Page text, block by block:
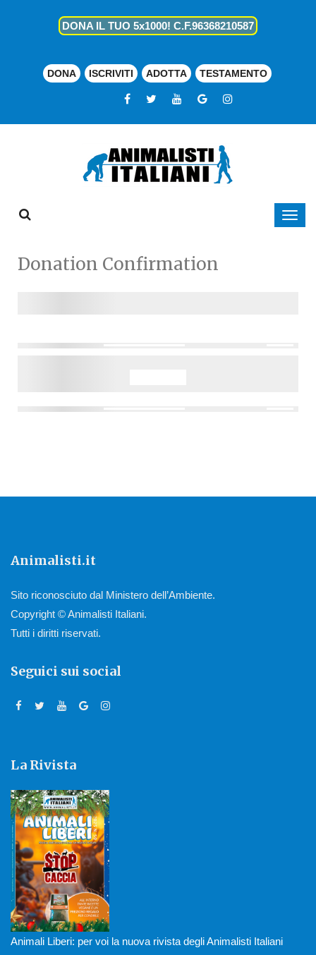
DONA IL TUO 5x1000! C.F.96368210587
DONA ISCRIVITI ADOTTA TESTAMENTO
Donation Confirmation
Animalisti.it
Sito riconosciuto dal Ministero dell’Ambiente.
Copyright © Animalisti Italiani.
Tutti i diritti riservati.
Seguici sui social
La Rivista
Animali Liberi: per voi la nuova rivista degli Animalisti Italiani